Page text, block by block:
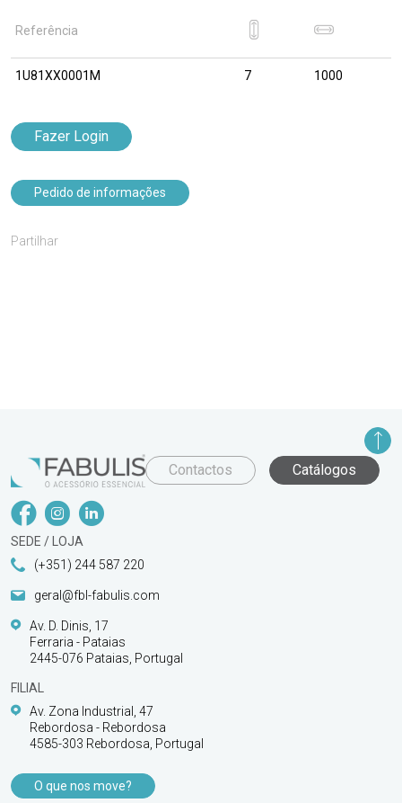
Referência
1U81XX0001M 7 1000
Fazer Login
Pedido de informações
Partilhar
Contactos Catálogos
SEDE / LOJA
(+351) 244 587 220
geral@fbl-fabulis.com
Av. D. Dinis, 17
Ferraria - Pataias
2445-076 Pataias, Portugal
FILIAL
Av. Zona Industrial, 47
Rebordosa - Rebordosa
4585-303 Rebordosa, Portugal
O que nos move?